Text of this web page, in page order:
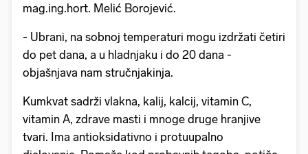
mag.ing.hort. Melić Borojević.
- Ubrani, na sobnoj temperaturi mogu izdržati četiri
do pet dana, a u hladnjaku i do 20 dana -
objašnjava nam stručnjakinja.
Kumkvat sadrži vlakna, kalij, kalcij, vitamin C,
vitamin A, zdrave masti i mnoge druge hranjive
tvari. Ima antioksidativno i protuupalno